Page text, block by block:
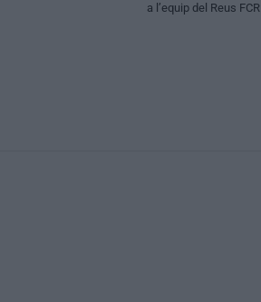
a l’equip del Reus FCR